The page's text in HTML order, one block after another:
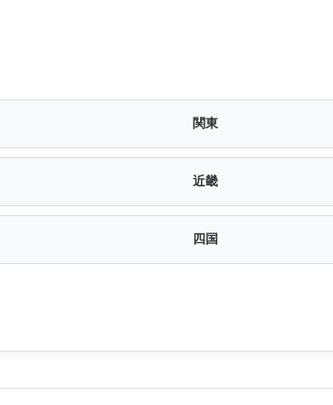
関東
近畿
四国